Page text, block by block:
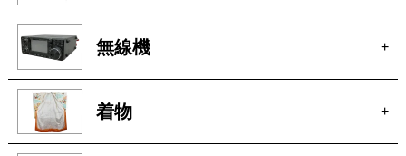
洋服 +
ピアノ +
無線機 +